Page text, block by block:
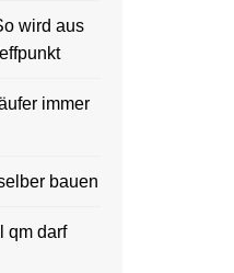
wird aus
immer
bauen
qm darf